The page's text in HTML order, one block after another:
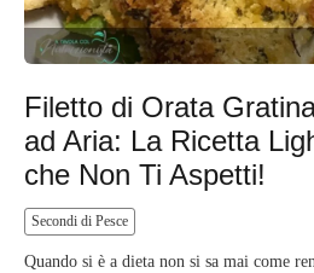
Filetto di Orata
ad Aria: La Ricetta
che Non Ti Aspetti!
Secondi di Pesce
Quando si è a dieta non si sa mai come